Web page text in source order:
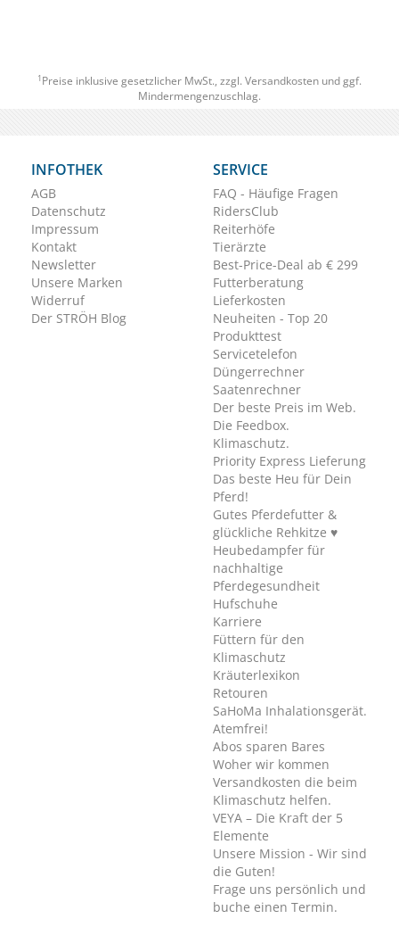
1 Preise inklusive gesetzlicher MwSt., zzgl. Versandkosten und ggf.
Mindermengenzuschlag.
INFOTHEK
AGB
Datenschutz
Impressum
Kontakt
Newsletter
Unsere Marken
Widerruf
Der STRÖH Blog
SERVICE
FAQ - Häufige Fragen
RidersClub
Reiterhöfe
Tierärzte
Best-Price-Deal ab € 299
Futterberatung
Lieferkosten
Neuheiten - Top 20
Produkttest
Servicetelefon
Düngerrechner
Saatenrechner
Der beste Preis im Web.
Die Feedbox.
Klimaschutz.
Priority Express Lieferung
Das beste Heu für Dein
Pferd!
Gutes Pferdefutter &
glückliche Rehkitze ♥
Heubedampfer für
nachhaltige
Pferdegesundheit
Hufschuhe
Karriere
Füttern für den
Klimaschutz
Kräuterlexikon
Retouren
SaHoMa Inhalationsgerät.
Atemfrei!
Abos sparen Bares
Woher wir kommen
Versandkosten die beim
Klimaschutz helfen.
VEYA – Die Kraft der 5
Elemente
Unsere Mission - Wir sind
die Guten!
Frage uns persönlich und
buche einen Termin.